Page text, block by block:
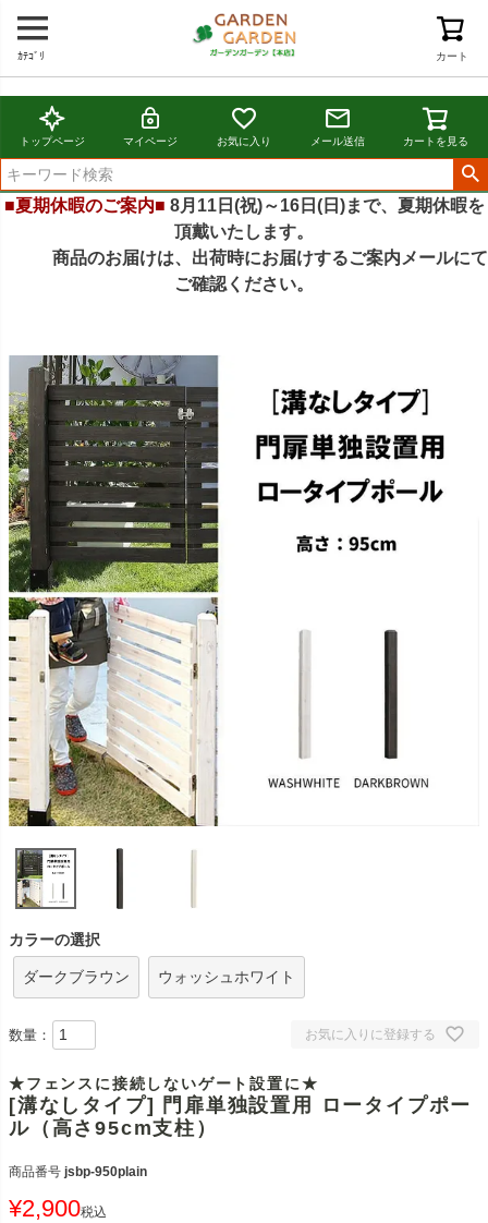
カート
ｶﾃｺﾞﾘ
トップページ マイページ お気に入り メール送信 カートを見る
■夏期休暇のご案内■ 8月11日(祝)～16日(日)まで、夏期休暇を
頂戴いたします。
商品のお届けは、出荷時にお届けするご案内メールにて
ご確認ください。
カラーの選択
ダークブラウン ウォッシュホワイト
お気に入りに登録する
数量：
★フェンスに接続しないゲート設置に★
[溝なしタイプ] 門扉単独設置用 ロータイプポー
ル（高さ95cm支柱）
商品番号 jsbp-950plain
¥2,900税込